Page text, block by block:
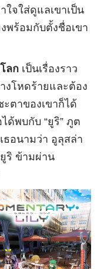
ใจใส่ดูแลเขาเป็น
พร้อมกับตั้งชื่อเขา
ลก เป็นเรื่องราว
งโหดร้ายและต้อง
ตาของเขาก็ได้
ด้พบกับ “ยูริ” ภูต
อนามว่า อูลุสล่า
ริ ข้ามผ่าน